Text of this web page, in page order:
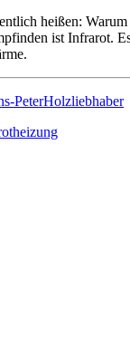
heißen:
ist Infrarot.
PeterHolzliebhaber